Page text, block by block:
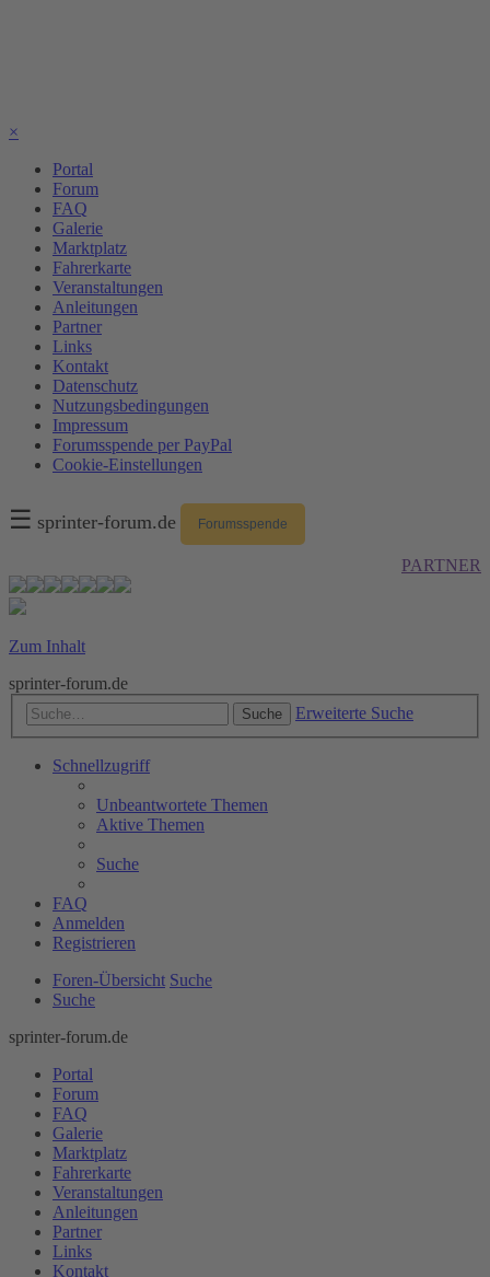
×
Portal
Forum
FAQ
Galerie
Marktplatz
Fahrerkarte
Veranstaltungen
Anleitungen
Partner
Links
Kontakt
Datenschutz
Nutzungsbedingungen
Impressum
Forumsspende per PayPal
Cookie-Einstellungen
☰ sprinter-forum.de Forumsspende
PARTNER
Zum Inhalt
sprinter-forum.de
Suche Erweiterte Suche
Schnellzugriff
Unbeantwortete Themen
Aktive Themen
Suche
FAQ
Anmelden
Registrieren
Foren-Übersicht Suche
Suche
sprinter-forum.de
Portal
Forum
FAQ
Galerie
Marktplatz
Fahrerkarte
Veranstaltungen
Anleitungen
Partner
Links
Kontakt